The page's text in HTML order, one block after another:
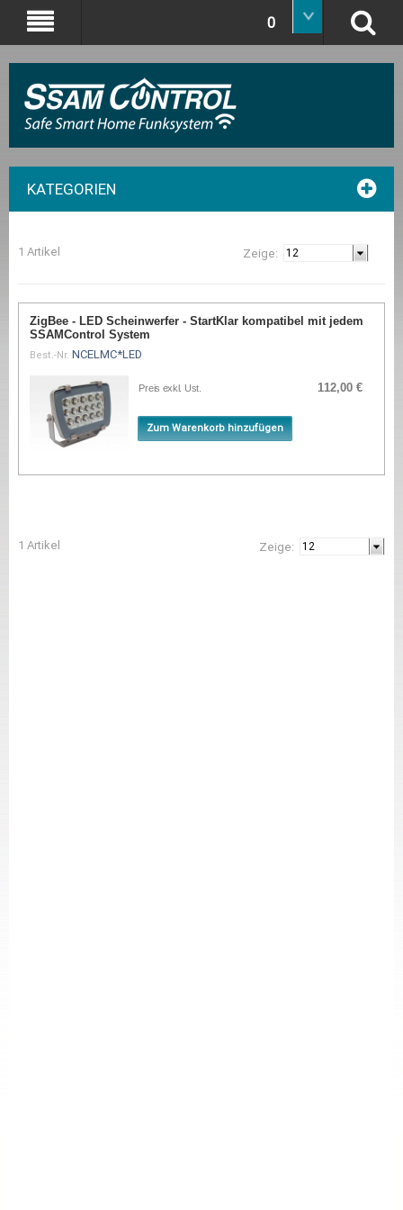
0
KATEGORIEN
1 Artikel Zeige:
ZigBee - LED Scheinwerfer - StartKlar kompatibel mit jedem
SSAMControl System
Best.-Nr. NCELMC*LED
Preis exkl. Ust. 112,00 €
Zum Warenkorb hinzufügen
1 Artikel Zeige: